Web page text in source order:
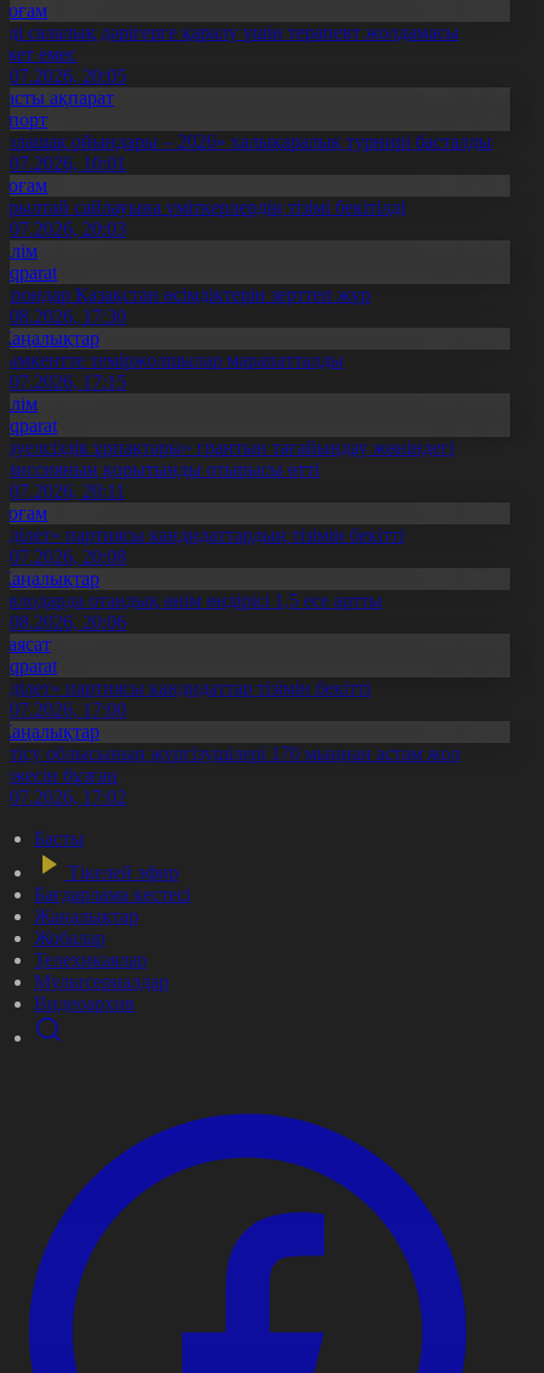
салалық дәрігерге қаралу үшін терапевт жолдамасы
емес
20:05
ақпарат
ойындары – 2026» халықаралық турнирі басталды
10:01
сайлауына үміткерлердің тізімі бекітілді
20:03
Қазақстан өсімдіктерін зерттеп жүр
17:30
теміржолшылар марапатталды
17:15
ұрпақтары» грантын тағайындау жөніндегі
қорытынды отырысы өтті
20:11
партиясы кандидаттардың тізімін бекітті
20:08
отандық өнім өндірісі 1,5 есе артты
20:06
партиясы кандидаттар тізімін бекітті
17:00
облысының жүргізушілері 170 мыңнан астам жол
бұзған
17:02
Басты
Тікелей эфир
Бағдарлама кестесі
Жаңалықтар
Жобалар
Телехикаялар
Мультсериалдар
Видеоархив